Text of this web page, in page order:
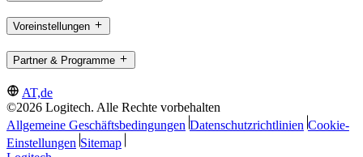
Voreinstellungen
Partner & Programme
AT,de
©2026 Logitech. Alle Rechte vorbehalten
Allgemeine Geschäftsbedingungen Datenschutzrichtlinien Cookie-
Einstellungen Sitemap